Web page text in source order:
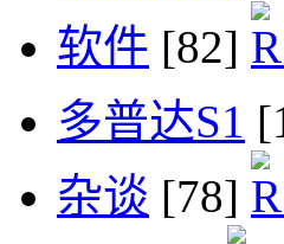
软件 [82]
多普达S1
杂谈 [78]